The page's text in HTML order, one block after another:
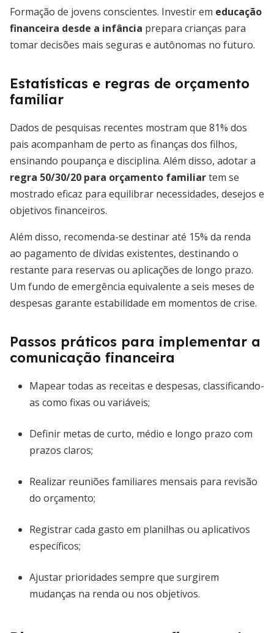
Formação de jovens conscientes. Investir em educação
financeira desde a infância prepara crianças para
tomar decisões mais seguras e autônomas no futuro.
Estatísticas e regras de orçamento
familiar
Dados de pesquisas recentes mostram que 81% dos
pais acompanham de perto as finanças dos filhos,
ensinando poupança e disciplina. Além disso, adotar a
regra 50/30/20 para orçamento familiartem se
mostrado eficaz para equilibrar necessidades, desejos e
objetivos financeiros.
Além disso, recomenda-se destinar até 15% da renda
ao pagamento de dívidas existentes, destinando o
restante para reservas ou aplicações de longo prazo.
Um fundo de emergência equivalente a seis meses de
despesas garante estabilidade em momentos de crise.
Passos práticos para implementar a
comunicação financeira
Mapear todas as receitas e despesas, classificando-
as como fixas ou variáveis;
Definir metas de curto, médio e longo prazo com
prazos claros;
Realizar reuniões familiares mensais para revisão
do orçamento;
Registrar cada gasto em planilhas ou aplicativos
específicos;
Ajustar prioridades sempre que surgirem
mudanças na renda ou nos objetivos.